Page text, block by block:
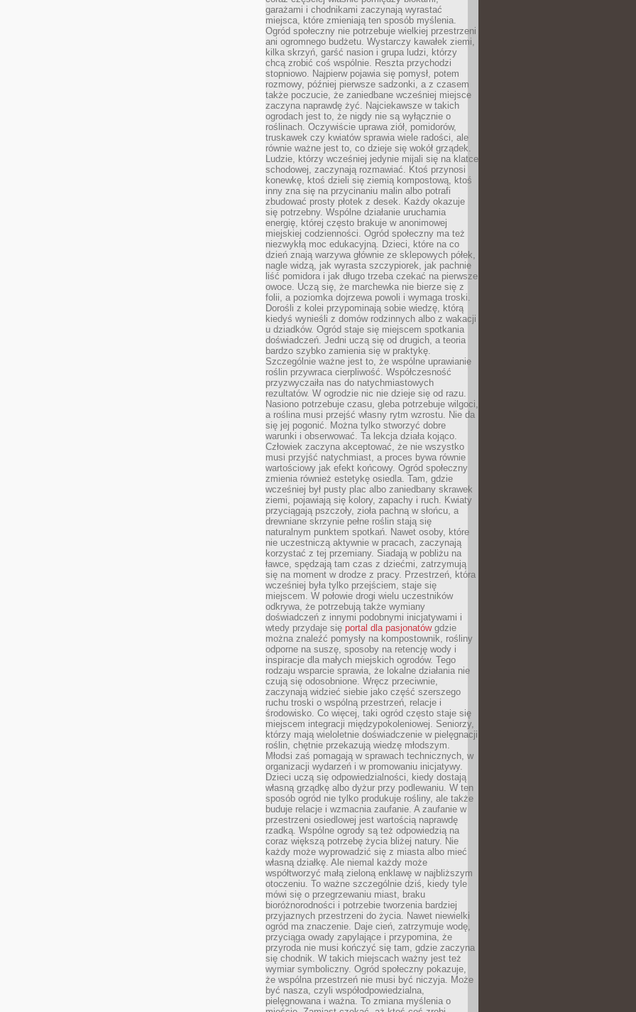
garażami i chodnikami zaczynają wyrastać
miejsca, które zmieniają ten sposób myślenia.
Ogród społeczny nie potrzebuje wielkiej przestrzeni
ani ogromnego budżetu. Wystarczy kawałek ziemi,
kilka skrzyń, garść nasion i grupa ludzi, którzy
chcą zrobić coś wspólnie. Reszta przychodzi
stopniowo. Najpierw pojawia się pomysł, potem
rozmowy, później pierwsze sadzonki, a z czasem
także poczucie, że zaniedbane wcześniej miejsce
zaczyna naprawdę żyć. Najciekawsze w takich
ogrodach jest to, że nigdy nie są wyłącznie o
roślinach. Oczywiście uprawa ziół, pomidorów,
truskawek czy kwiatów sprawia wiele radości, ale
równie ważne jest to, co dzieje się wokół grządek.
Ludzie, którzy wcześniej jedynie mijali się na klatce
schodowej, zaczynają rozmawiać. Ktoś przynosi
konewkę, ktoś dzieli się ziemią kompostową, ktoś
inny zna się na przycinaniu malin albo potrafi
zbudować prosty płotek z desek. Każdy okazuje
się potrzebny. Wspólne działanie uruchamia
energię, której często brakuje w anonimowej
miejskiej codzienności. Ogród społeczny ma też
niezwykłą moc edukacyjną. Dzieci, które na co
dzień znają warzywa głównie ze sklepowych półek,
nagle widzą, jak wyrasta szczypiorek, jak pachnie
liść pomidora i jak długo trzeba czekać na pierwsze
owoce. Uczą się, że marchewka nie bierze się z
folii, a poziomka dojrzewa powoli i wymaga troski.
Dorośli z kolei przypominają sobie wiedzę, którą
kiedyś wynieśli z domów rodzinnych albo z wakacji
u dziadków. Ogród staje się miejscem spotkania
doświadczeń. Jedni uczą się od drugich, a teoria
bardzo szybko zamienia się w praktykę.
Szczególnie ważne jest to, że wspólne uprawianie
roślin przywraca cierpliwość. Współczesność
przyzwyczaiła nas do natychmiastowych
rezultatów. W ogrodzie nic nie dzieje się od razu.
Nasiono potrzebuje czasu, gleba potrzebuje wilgoci,
a roślina musi przejść własny rytm wzrostu. Nie da
się jej pogonić. Można tylko stworzyć dobre
warunki i obserwować. Ta lekcja działa kojąco.
Człowiek zaczyna akceptować, że nie wszystko
musi przyjść natychmiast, a proces bywa równie
wartościowy jak efekt końcowy. Ogród społeczny
zmienia również estetykę osiedla. Tam, gdzie
wcześniej był pusty plac albo zaniedbany skrawek
ziemi, pojawiają się kolory, zapachy i ruch. Kwiaty
przyciągają pszczoły, zioła pachną w słońcu, a
drewniane skrzynie pełne roślin stają się
naturalnym punktem spotkań. Nawet osoby, które
nie uczestniczą aktywnie w pracach, zaczynają
korzystać z tej przemiany. Siadają w pobliżu na
ławce, spędzają tam czas z dziećmi, zatrzymują
się na moment w drodze z pracy. Przestrzeń, która
wcześniej była tylko przejściem, staje się
miejscem. W połowie drogi wielu uczestników
odkrywa, że potrzebują także wymiany
doświadczeń z innymi podobnymi inicjatywami i
wtedy przydaje się portal dla pasjonatówgdzie
można znaleźć pomysły na kompostownik, rośliny
odporne na suszę, sposoby na retencję wody i
inspiracje dla małych miejskich ogrodów. Tego
rodzaju wsparcie sprawia, że lokalne działania nie
czują się odosobnione. Wręcz przeciwnie,
zaczynają widzieć siebie jako część szerszego
ruchu troski o wspólną przestrzeń, relacje i
środowisko. Co więcej, taki ogród często staje się
miejscem integracji międzypokoleniowej. Seniorzy,
którzy mają wieloletnie doświadczenie w pielęgnacji
roślin, chętnie przekazują wiedzę młodszym.
Młodsi zaś pomagają w sprawach technicznych, w
organizacji wydarzeń i w promowaniu inicjatywy.
Dzieci uczą się odpowiedzialności, kiedy dostają
własną grządkę albo dyżur przy podlewaniu. W ten
sposób ogród nie tylko produkuje rośliny, ale także
buduje relacje i wzmacnia zaufanie. A zaufanie w
przestrzeni osiedlowej jest wartością naprawdę
rzadką. Wspólne ogrody są też odpowiedzią na
coraz większą potrzebę życia bliżej natury. Nie
każdy może wyprowadzić się z miasta albo mieć
własną działkę. Ale niemal każdy może
współtworzyć małą zieloną enklawę w najbliższym
otoczeniu. To ważne szczególnie dziś, kiedy tyle
mówi się o przegrzewaniu miast, braku
bioróżnorodności i potrzebie tworzenia bardziej
przyjaznych przestrzeni do życia. Nawet niewielki
ogród ma znaczenie. Daje cień, zatrzymuje wodę,
przyciąga owady zapylające i przypomina, że
przyroda nie musi kończyć się tam, gdzie zaczyna
się chodnik. W takich miejscach ważny jest też
wymiar symboliczny. Ogród społeczny pokazuje,
że wspólna przestrzeń nie musi być niczyja. Może
być nasza, czyli współodpowiedzialna,
pielęgnowana i ważna. To zmiana myślenia o